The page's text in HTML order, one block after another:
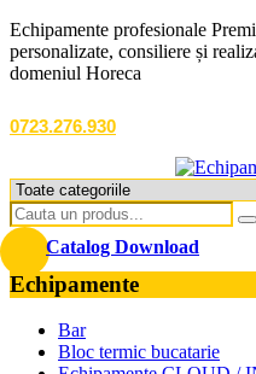
Echipamente profesionale
personalizate, consiliere și
domeniul Horeca
0723.276.930
Catalog Download
Echipamente
Bar
Bloc termic bucatarie